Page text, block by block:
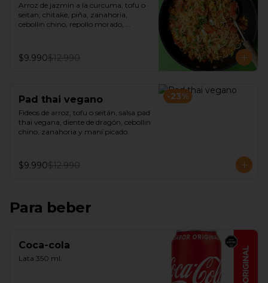
Arroz de jazmin a la curcuma, tofu o
seitan, chitake, piña, zanahoria,
cebollin chino, repollo morado,
$9.990$12.990
-23%
Pad thai vegano
Fideos de arroz, tofu o seitán, salsa pad
thai vegana, diente de dragón, cebollin
chino, zanahoria y maní picado.
$9.990$12.990
Para beber
Coca-cola
Lata 350 ml.